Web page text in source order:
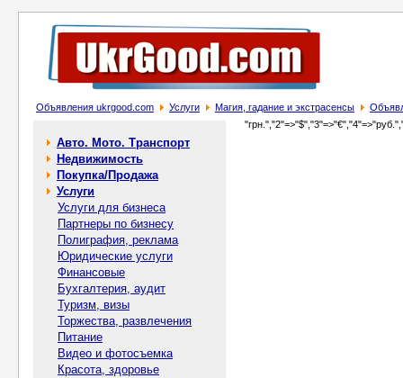
Объявления ukrgood.com Услуги Магия, гадание и экстрасенсы
Авто. Мото. Транспорт
Недвижимость
Покупка/Продажа
Услуги
Услуги для бизнеса
Партнеры по бизнесу
Полиграфия, реклама
Юридические услуги
Финансовые
Бухгалтерия, аудит
Туризм, визы
Торжества, развлечения
Питание
Видео и фотосъемка
Красота, здоровье